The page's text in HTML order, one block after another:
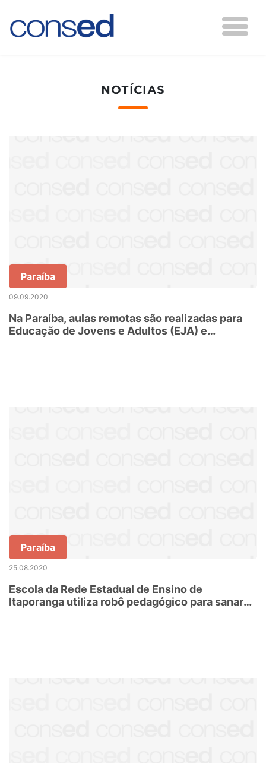
NOTÍCIAS
Paraíba
09.09.2020
Na Paraíba, aulas remotas são realizadas para
Educação de Jovens e Adultos (EJA) e
Paraíba
25.08.2020
Escola da Rede Estadual de Ensino de
Itaporanga utiliza robô pedagógico para sanar